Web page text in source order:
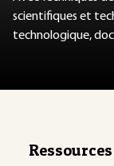
scientifiques et
technologique,